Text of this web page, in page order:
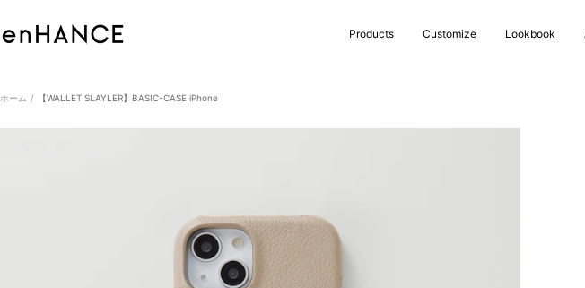
テ
へ
Products Customize Lookbook
enHANCE
ホーム 【WALLET SLAYLER】BASIC-CASE iPhone